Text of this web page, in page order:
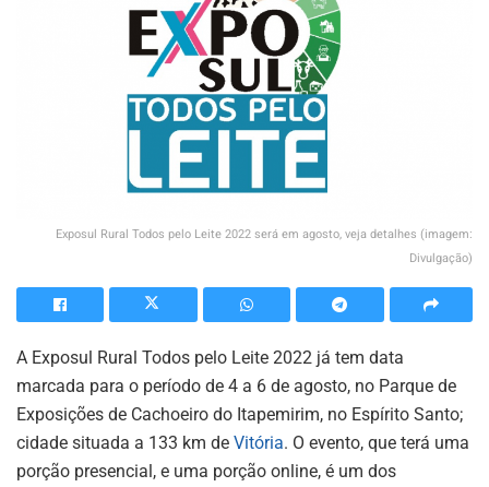
Exposul Rural Todos pelo Leite 2022 será em agosto, veja detalhes (imagem:
Divulgação)
A Exposul Rural Todos pelo Leite 2022 já tem data
marcada para o período de 4 a 6 de agosto, no Parque de
Exposições de Cachoeiro do Itapemirim, no Espírito Santo;
cidade situada a 133 km de Vitória. O evento, que terá uma
porção presencial, e uma porção online, é um dos